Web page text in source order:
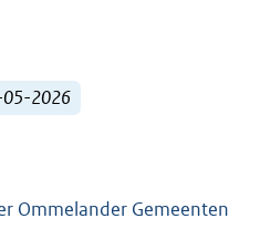
05-2026
Ommelander Gemeenten